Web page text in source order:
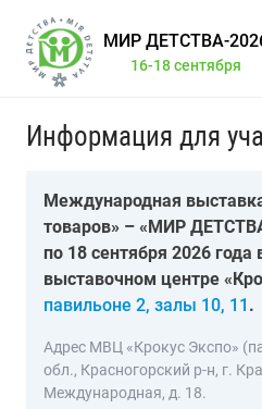
МИР ДЕТСТВА-
16-18 сентября
Информация для
Международная
товаров» – «МИР
по 18 сентября 2026
выставочном центре
павильоне 2, залы 10, 11 .
Адрес МВЦ «Крокус Экспо»
обл., Красногорский р-н, г.
Международная, д. 18.